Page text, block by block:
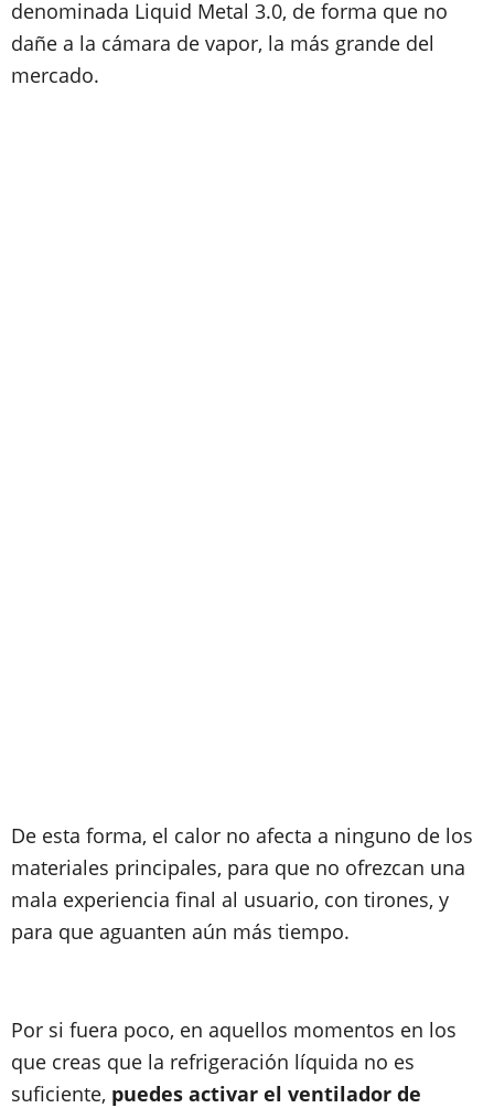
denominada Liquid Metal 3.0, de forma que no
dañe a la cámara de vapor, la más grande del
mercado.
De esta forma, el calor no afecta a ninguno de los
materiales principales, para que no ofrezcan una
mala experiencia final al usuario, con tirones, y
para que aguanten aún más tiempo.
Por si fuera poco, en aquellos momentos en los
que creas que la refrigeración líquida no es
suficiente, puedes activar el ventilador de